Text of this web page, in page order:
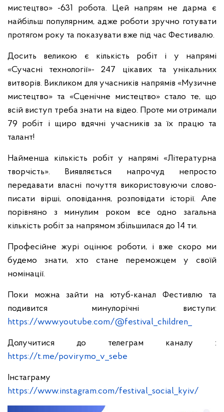
мистецтво» -631 робота. Цей напрям не дарма є
найбільш популярним, адже роботи зручно готувати
протягом року та показувати вже під час Фестивалю.
Досить великою є кількість робіт і у напрямі
«Сучасні технології»- 247 цікавих та унікальних
витворів. Викликом для учасників напрямів «Музичне
мистецтво» та «Сценічне мистецтво» стало те, що
всій виступ треба знати на відео. Проте ми отримали
79 робіт і щиро вдячні учасників за їх працю та
талант!
Найменша кількість робіт у напрямі «Літературна
творчість». Виявляється напрочуд непросто
передавати власні почуття використовуючи слово-
писати вірші, оповідання, розповідати історії. Але
порівняно з минулим роком все одно загальна
кількість робіт за напрямом збільшилася до 14 ти.
Професійне журі оцінює роботи, і вже скоро ми
будемо знати, хто стане переможцем у своїй
номінації.
Поки можна зайти на ютуб-канал Фестивлю та
подивится минулорічні виступи:
https://www.youtube.com/@festival_children_
Долучитися до телеграм каналу :
https://t.me/povirymo_v_sebe
Інстаграму
https://www.instagram.com/festival_social_kyiv/